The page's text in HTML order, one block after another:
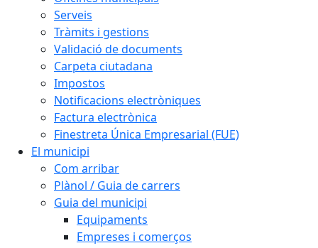
Serveis
Tràmits i gestions
Validació de documents
Carpeta ciutadana
Impostos
Notificacions electròniques
Factura electrònica
Finestreta Única Empresarial (FUE)
El municipi
Com arribar
Plànol / Guia de carrers
Guia del municipi
Equipaments
Empreses i comerços